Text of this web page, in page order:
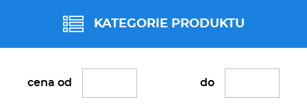
Fritézy
Gastronádoby
KATEGORIE PRODUKTU
FAGOR 600
cena od do